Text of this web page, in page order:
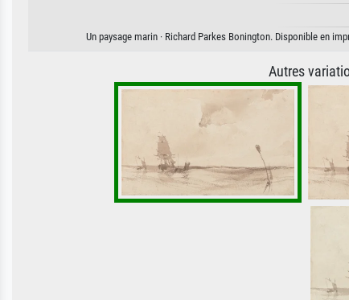
Un paysage marin · Richard Parkes Bonington. Disponible en
Autres